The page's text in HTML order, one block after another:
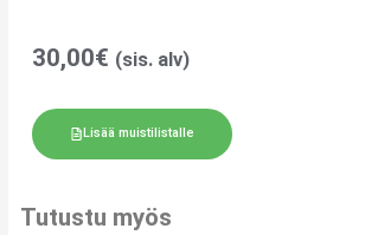
30,00€ (sis. alv)
Lisää muistilistalle
Tutustu myös